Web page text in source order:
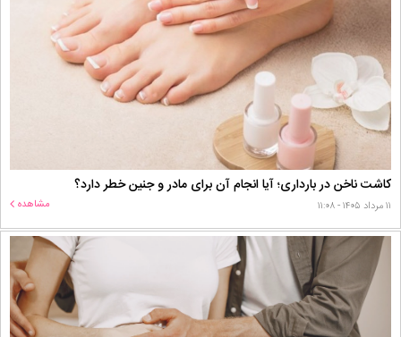
کاشت ناخن در بارداری؛ آیا انجام آن برای مادر و جنین خطر دارد؟
۱۱ مرداد ۱۴۰۵ - ۱۱:۰۸ مشاهده